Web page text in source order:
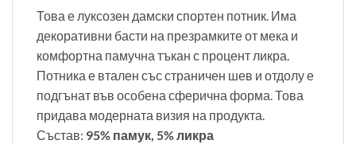
Това е луксозен дамски спортен потник. Има
декоративни басти на презрамките от мека и
комфортна памучна тъкан с процент ликра.
Потника е втален със страничен шев и отдолу е
подгънат във особена сферична форма. Това
придава модерната визия на продукта.
Състав: 95% памук, 5% ликра